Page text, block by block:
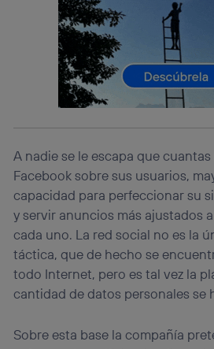
A nadie se le escapa que
Facebook sobre sus usuarios,
capacidad para perfeccionar su
y servir anuncios más ajustados
cada uno. La red social no es la
táctica, que de hecho se
todo Internet, pero es tal vez la
cantidad de datos personales se
Sobre esta base la compañía
el marketing o análisis se
actividades de navegación de
que hayan dado su
Si utilizasdatos móviles, el
personalizado, ya que se basará
navegación del usuario del móvil.
“Administrar Utiq” en la parte
(“consenthub”). Para más
la política de privacidad de Utiq.